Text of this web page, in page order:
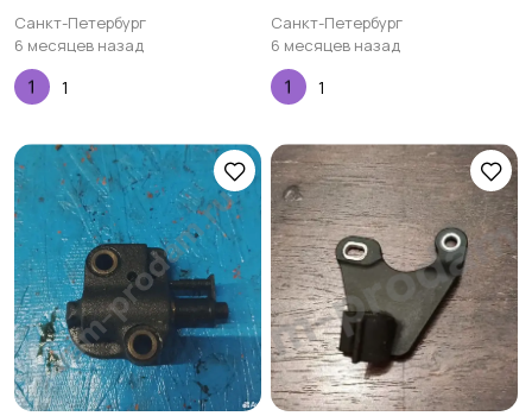
Санкт-Петербург
6 месяцев назад
1
Санкт-Петербург
6 месяцев назад
1